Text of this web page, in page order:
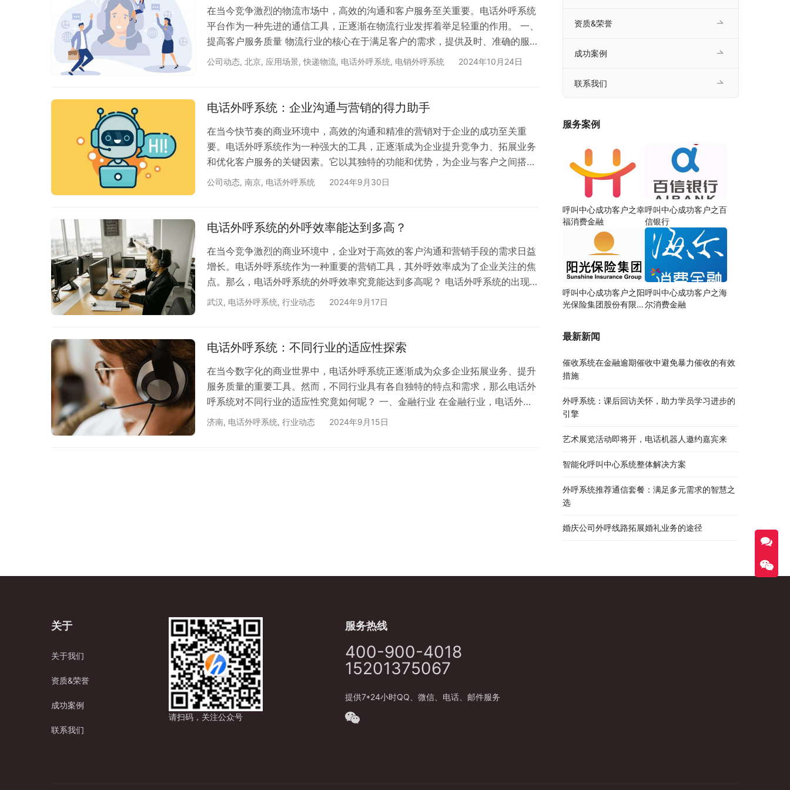
在当今竞争激烈的物流市场中，高效的沟通和客户服务至关重要。电话外呼系统
平台作为一种先进的通信工具，正逐渐在物流行业发挥着举足轻重的作用。 一、
提高客户服务质量 物流行业的核心在于满足客户的需求，提供及时、准确的服
务。电话外呼系统平台可以帮助物流企业实现快速响应客户咨询和投诉。当客户
预计到达时间等信息，客服人员可以通过外呼系统快速查询并给予准确的回复，
公司动态, 北京, 应用场景,快递物流, 电话外呼系统, 电销外呼系统 2024年10月24日
电话外呼系统：企业沟通与营销的得力助手
在当今快节奏的商业环境中，高效的沟通和精准的营销对于企业的成功至关重
要。电话外呼系统作为一种强大的工具，正逐渐成为企业提升竞争力、拓展业务
和优化客户服务的关键因素。它以其独特的功能和优势，为企业与客户之间搭建
起了一座便捷的沟通桥梁。 一、电话外呼系统的功能与特点1.自动拨号功能电话
生的错误。例如，在营销活动中，企业可以一次性导入大量潜在客户的电话号
公司动态, 南京, 电话外呼系统 2024年9月30日
电话外呼系统的外呼效率能达到多高？
在当今竞争激烈的商业环境中，企业对于高效的客户沟通和营销手段的需求日益
增长。电话外呼系统作为一种重要的营销工具，其外呼效率成为了企业关注的焦
点。那么，电话外呼系统的外呼效率究竟能达到多高呢？ 电话外呼系统的出现，
为企业带来了诸多显著的优势，极大地提升了外呼效率。首先，它具备高速的拨
方式使得外呼数量呈几何倍数增长，为企业拓展客户群体提供了有力的支持。 其
武汉, 电话外呼系统, 行业动态 2024年9月17日
电话外呼系统：不同行业的适应性探索
在当今数字化的商业世界中，电话外呼系统正逐渐成为众多企业拓展业务、提升
服务质量的重要工具。然而，不同行业具有各自独特的特点和需求，那么电话外
呼系统对不同行业的适应性究竟如何呢？ 一、金融行业 在金融行业，电话外呼
系统发挥着至关重要的作用。银行可以利用外呼系统进行客户回访，了解客户对
济南, 电话外呼系统, 行业动态 2024年9月15日
资质&荣誉
成功案例
联系我们
服务案例
呼叫中心成功客户之幸
福消费金融
呼叫中心成功客户之百
信银行
呼叫中心成功客户之阳
光保险集团股份有限公
呼叫中心成功客户之海
尔消费金融
最新新闻
催收系统在金融逾期催收中避免暴力催收的有效
措施
外呼系统：课后回访关怀，助力学员学习进步的
引擎
艺术展览活动即将开，电话机器人邀约嘉宾来
智能化呼叫中心系统整体解决方案
外呼系统推荐通信套餐：满足多元需求的智慧之
选
婚庆公司外呼线路拓展婚礼业务的途径
关于
关于我们
资质&荣誉
成功案例
联系我们
请扫码，关注公众号
服务热线
400-900-4018
15201375067
提供7*24小时QQ、微信、电话、邮件服务